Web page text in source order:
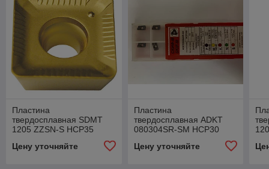
Пластина
твердосплавная SDMT
1205 ZZSN-S HCP35
Цену уточняйте
Пластина
твердосплавная ADKT
080304SR-SM HCP30
Цену уточняйте